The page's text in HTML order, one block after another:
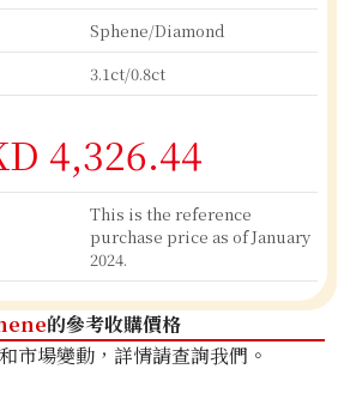
Sphene/Diamond
3.1ct/0.8ct
4,326.44
This is the reference
purchase price as of January
2024.
的參考收購價格
市場變動，詳情請查詢我們。